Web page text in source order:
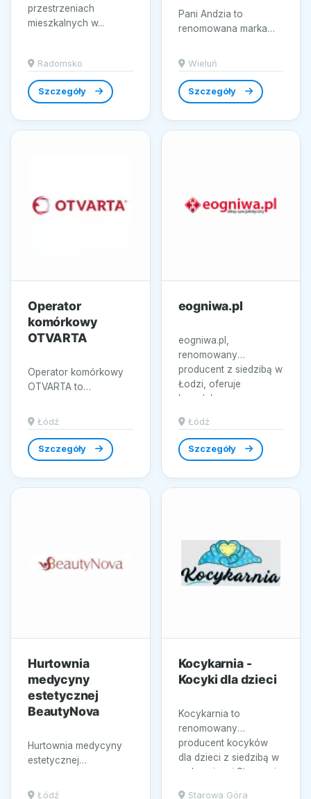
przestrzeniach
mieszkalnych w...
Radomsko
Szczegóły
Pani Andzia to
renomowana marka
dostarczaniu wysokiej
jakości materiałów...
Wieluń
Szczegóły
Operator
komórkowy
OTVARTA
Operator komórkowy
OTVARTA to
rozwijająca się firma
telekomunikacyjna z
siedzibą w Łodzi,...
Łódź
Szczegóły
eogniwa.pl
eogniwa.pl,
renomowany
producent z siedzibą w
Łodzi, oferuje
kompleksowe
zakresie systemów...
Łódź
Szczegóły
Hurtownia
medycyny
estetycznej
BeautyNova
Hurtownia medycyny
estetycznej
miejsce dla
Łódź
Kocykarnia -
Kocyki dla dzieci
Kocykarnia to
renomowany
producent kocyków
dla dzieci z siedzibą w
malowniczej Starowej
Starowa Góra